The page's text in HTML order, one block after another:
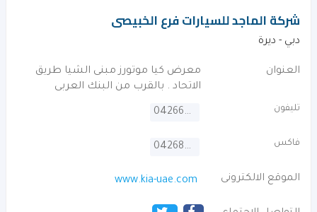
شركة الماجد للسيارات فرع الخبيصى
دبي - ديرة
العنوان
معرض كيا موتورز مبنى الشيا طريق
الاتحاد . بالقرب من البنك العربى
تليفون 042665500
فاكس 042682420
الموقع الالكترونى www.kia-uae.com